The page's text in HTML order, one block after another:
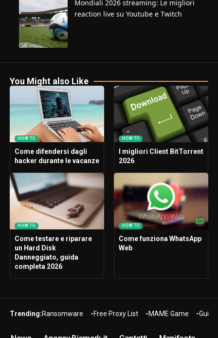
Mondiali 2026 streaming: Le migliori
reaction live su Youtube e Twitch
You Might also Like
HOW TO
Come difendersi dagli
hacker durante le vacanze
HOW TO
I migliori Client BitTorrent
2026
HOW TO
Come testare e riparare
un Hard Disk
Danneggiato, guida
completa 2026
HOW TO
Come funziona WhatsApp
Web
Trending:Ransomware Free Proxy List MAME Game Guide